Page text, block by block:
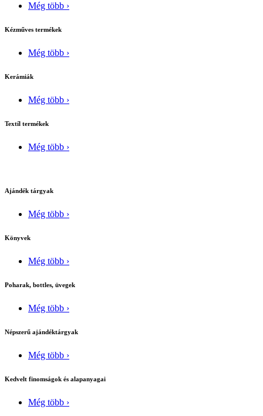
Még több ›
Kézműves termékek
Még több ›
Kerámiák
Még több ›
Textíl termékek
Még több ›
Ajándék tárgyak
Még több ›
Könyvek
Még több ›
Poharak, bottles, üvegek
Még több ›
Népszerű ajándéktárgyak
Még több ›
Kedvelt finomságok és alapanyagai
Még több ›